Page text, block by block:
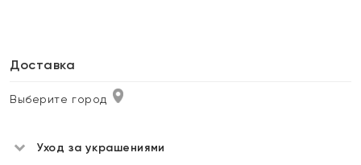
Доставка
Выберите город
Уход за украшениями